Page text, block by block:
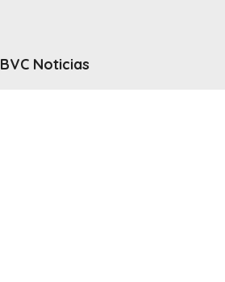
BVC Noticias